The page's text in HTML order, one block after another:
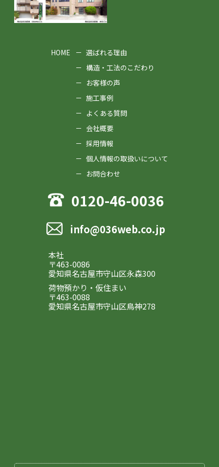
HOME
選ばれる理由
構造・工法のこだわり
お客様の声
施工事例
よくある質問
会社概要
採用情報
個人情報の取扱いについて
お問合わせ
0120-46-0036
info@036web.co.jp
本社
〒463-0086
愛知県名古屋市守山区永森300
荷物預かり・仮住まい
〒463-0088
愛知県名古屋市守山区鳥神278